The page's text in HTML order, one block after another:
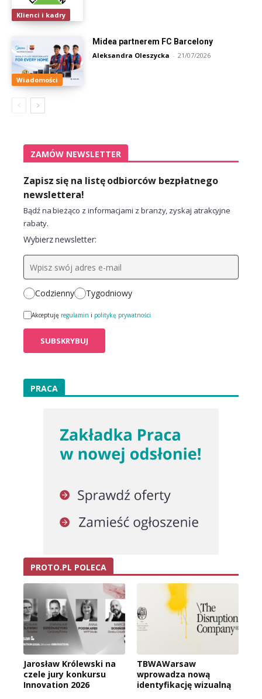
Klienci i kadry
Wiadomości
Midea partnerem FC Barcelony
Aleksandra Oleszycka - 21/07/2026
ZAMÓW NEWSLETTER
Zapisz się na listę odbiorców bezpłatnego
newslettera!
Bądź na bieżąco z informacjami z branży, zyskaj atrakcyjne
rabaty.
Wybierz newsletter:
Codzienny Tygodniowy
Akceptuję regulamin i politykę prywatności
PRACA
PROTO.PL POLECA
Jarosław Królewski na
czele jury konkursu
Innovation 2026
TBWAWarsaw
wprowadza nową
identyfikację wizualną